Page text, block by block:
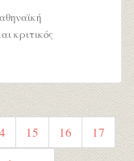
κριτικός
15 16
17